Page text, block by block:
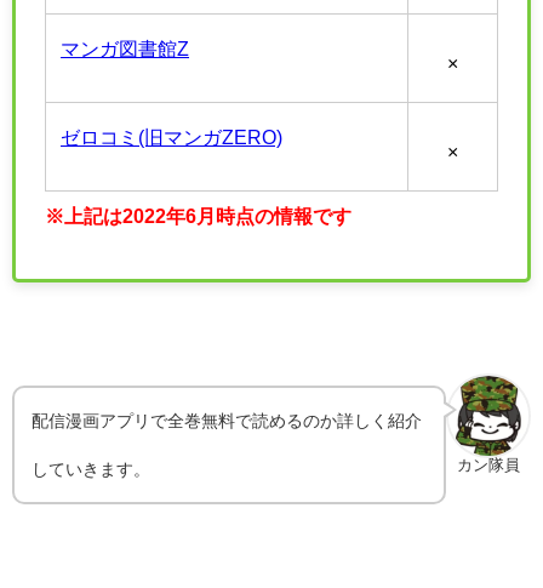
マンガ図書館Z
×
ゼロコミ(旧マンガZERO)
×
※上記は2022年6月時点の情報です
カン隊員
配信漫画アプリで全巻無料で読めるのか詳しく紹介
していきます。